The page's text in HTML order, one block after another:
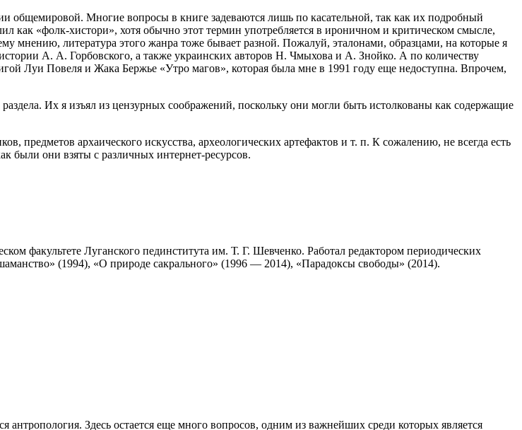
общемировой. Многие вопросы в книге задеваются лишь по касательной, так как их подробный
«фолк-хистори», хотя обычно этот термин употребляется в ироничном и критическом смысле,
мнению, литература этого жанра тоже бывает разной. Пожалуй, эталонами, образцами, на которые я
А. А. Горбовского, а также украинских авторов Н. Чмыхова и А. Знойко. А по количеству
Луи Повеля и Жака Бержье «Утро магов», которая была мне в 1991 году еще недоступна. Впрочем,
Их я изъял из цензурных соображений, поскольку они могли быть истолкованы как содержащие
предметов архаического искусства, археологических артефактов и т. п. К сожалению, не всегда есть
были они взяты с различных интернет-ресурсов.
факультете Луганского пединститута им. Т. Г. Шевченко. Работал редактором периодических
(1994), «О природе сакрального» (1996 — 2014), «Парадоксы свободы» (2014).
антропология. Здесь остается еще много вопросов, одним из важнейших среди которых является